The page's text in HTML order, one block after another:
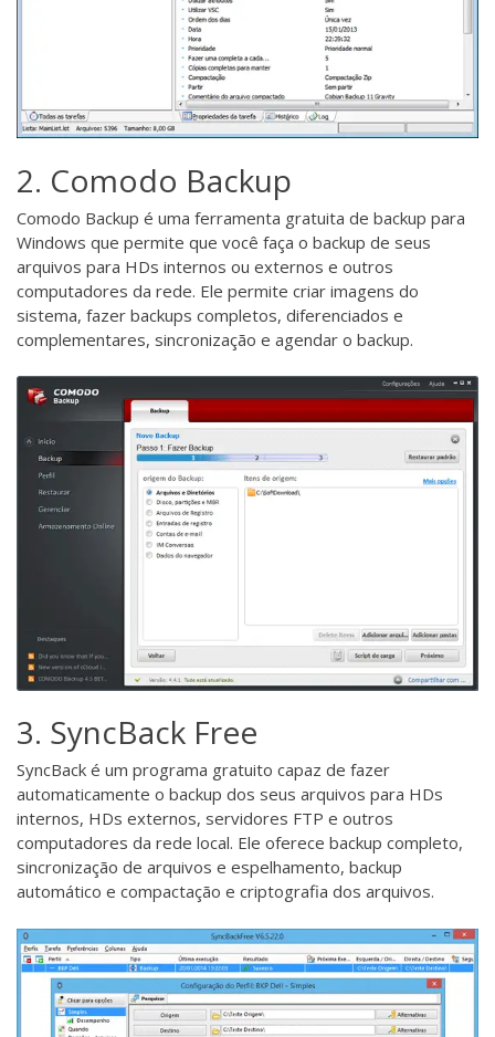
2. Comodo Backup
Comodo Backup é uma ferramenta gratuita de backup para
Windows que permite que você faça o backup de seus
arquivos para HDs internos ou externos e outros
computadores da rede. Ele permite criar imagens do
sistema, fazer backups completos, diferenciados e
complementares, sincronização e agendar o backup.
3. SyncBack Free
SyncBack é um programa gratuito capaz de fazer
automaticamente o backup dos seus arquivos para HDs
internos, HDs externos, servidores FTP e outros
computadores da rede local. Ele oferece backup completo,
sincronização de arquivos e espelhamento, backup
automático e compactação e criptografia dos arquivos.